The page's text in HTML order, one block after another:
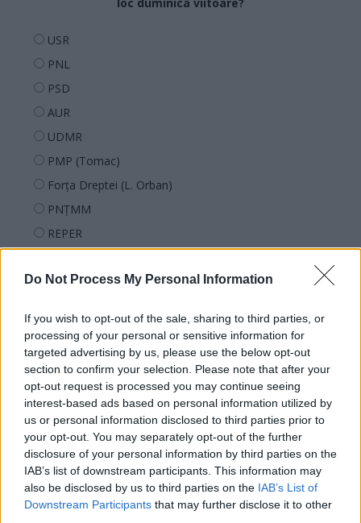
Do Not Process My Personal Information
If you wish to opt-out of the sale, sharing to third parties, or
processing of your personal or sensitive information for
targeted advertising by us, please use the below opt-out
section to confirm your selection. Please note that after your
opt-out request is processed you may continue seeing
interest-based ads based on personal information utilized by
us or personal information disclosed to third parties prior to
your opt-out. You may separately opt-out of the further
disclosure of your personal information by third parties on the
IAB’s list of downstream participants. This information may
also be disclosed by us to third parties on the IAB’s List of
Downstream Participants that may further disclose it to other
USR
PNL
PSD
AUR
UDMR
PMP (Tomac)
Forța Dreptei (L. Orban)
PNȚMM
REPER
SOS (Șoșoacă)
PACE (Peia)
Acțiunea Conservatoare (Târziu)
PDF (Lazarus)
PUSL (D. Voiculescu)
PNȚCD (Pavelescu)
PNCR (Terheș)
Partidul Patrioților (Surugiu)
FAR (Coarnă)